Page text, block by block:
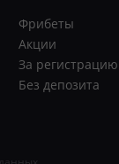
Фрибеты
Акции
За регистрацию
Без депозита